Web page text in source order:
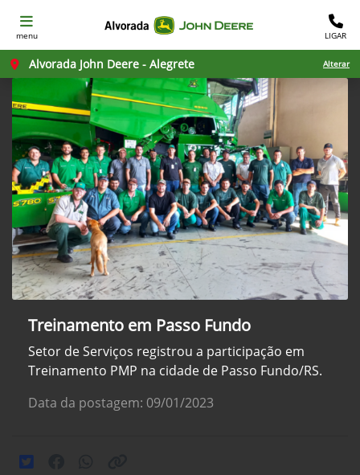
menu LIGAR
Alvorada John Deere - Alegrete Alterar
Treinamento em Passo Fundo
Setor de Serviços registrou a participação em
Treinamento PMP na cidade de Passo Fundo/RS.
Data da postagem: 09/01/2023